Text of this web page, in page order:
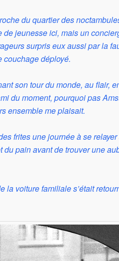
du quartier des
de jeunesse ici, mais un
surpris eux aussi par la
couchage déployé.
son tour du monde, au flair,
du moment, pourquoi pas
ensemble me plaisait.
frites une journée à se
du pain avant de trouver une
la voiture familiale s’était